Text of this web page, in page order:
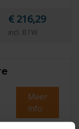
€ 216,29
incl. BTW
Meer
info